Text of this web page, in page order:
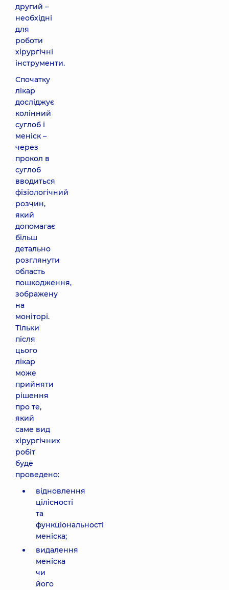
другий –
необхідні
для
роботи
хірургічні
інструменти.
Спочатку
лікар
досліджує
колінний
суглоб і
меніск –
через
прокол в
суглоб
вводиться
фізіологічний
розчин,
який
допомагає
більш
детально
розглянути
область
пошкодження,
зображену
на
моніторі.
Тільки
після
цього
лікар
може
прийняти
рішення
про те,
який
саме вид
хірургічних
робіт
буде
проведено:
відновлення
цілісності
та
функціональності
меніска;
видалення
меніска
чи
його